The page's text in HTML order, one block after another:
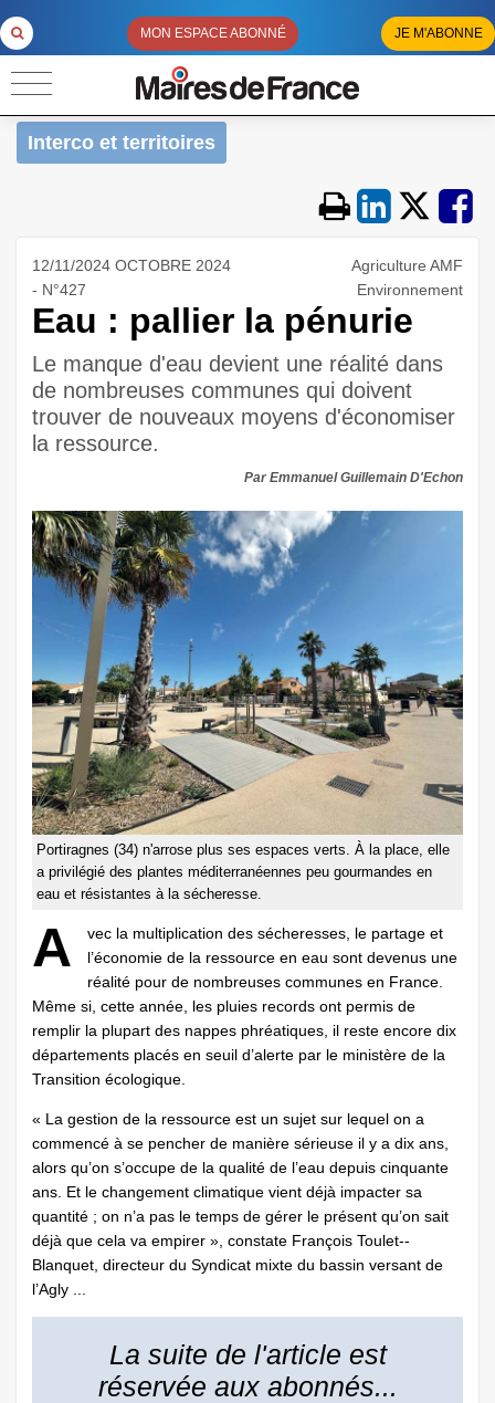
MON ESPACE ABONNÉ JE M'ABONNE
Interco et territoires
12/11/2024 OCTOBRE 2024
- N°427
Agriculture AMF
Environnement
Eau : pallier la pénurie
Le manque d'eau devient une réalité dans
de nombreuses communes qui doivent
trouver de nouveaux moyens d'économiser
la ressource.
Par Emmanuel Guillemain D'Echon
Portiragnes (34) n'arrose plus ses espaces verts. À la place, elle
a privilégié des plantes méditerranéennes peu gourmandes en
eau et résistantes à la sécheresse.
A
vec la multiplication des sécheresses, le partage et
l’économie de la ressource en eau sont devenus une
réalité pour de nombreuses communes en France.
Même si, cette année, les pluies records ont permis de
remplir la plupart des nappes phréatiques, il reste encore dix
départements placés en seuil d’alerte par le ministère de la
Transition écologique.
« La gestion de la ressource est un sujet sur lequel on a
commencé à se pencher de manière sérieuse il y a dix ans,
alors qu’on s’occupe de la qualité de l’eau depuis cinquante
ans. Et le changement climatique vient déjà impacter sa
quantité ; on n’a pas le temps de gérer le présent qu’on sait
déjà que cela va empirer », constate François Toulet-­
Blanquet, directeur du Syndicat mixte du bassin versant de
l’Agly ...
La suite de l'article est
réservée aux abonnés...